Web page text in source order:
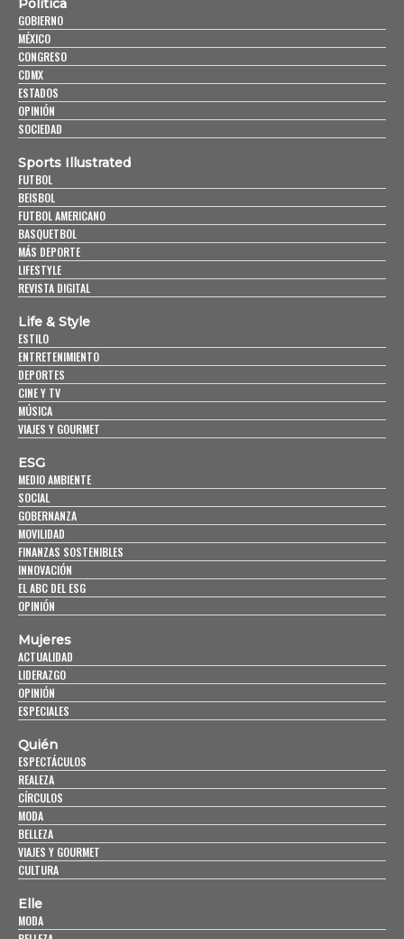
Política
GOBIERNO
MÉXICO
CONGRESO
CDMX
ESTADOS
OPINIÓN
SOCIEDAD
Sports Illustrated
FUTBOL
BEISBOL
FUTBOL AMERICANO
BASQUETBOL
MÁS DEPORTE
LIFESTYLE
REVISTA DIGITAL
Life & Style
ESTILO
ENTRETENIMIENTO
DEPORTES
CINE Y TV
MÚSICA
VIAJES Y GOURMET
ESG
MEDIO AMBIENTE
SOCIAL
GOBERNANZA
MOVILIDAD
FINANZAS SOSTENIBLES
INNOVACIÓN
EL ABC DEL ESG
OPINIÓN
Mujeres
ACTUALIDAD
LIDERAZGO
OPINIÓN
ESPECIALES
Quién
ESPECTÁCULOS
REALEZA
CÍRCULOS
MODA
BELLEZA
VIAJES Y GOURMET
CULTURA
Elle
MODA